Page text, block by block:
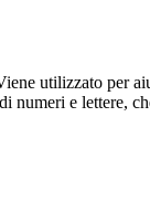
utilizzato per
e lettere,